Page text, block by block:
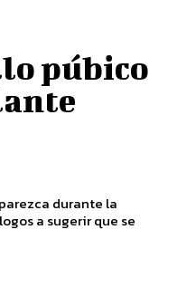
púbico
durante la
a sugerir que se